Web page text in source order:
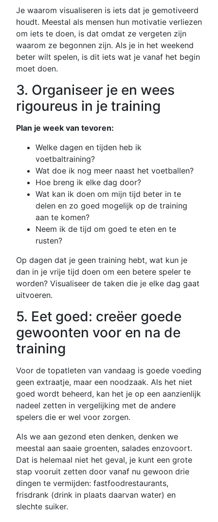
Je waarom visualiseren is iets dat je gemotiveerd
houdt. Meestal als mensen hun motivatie verliezen
om iets te doen, is dat omdat ze vergeten zijn
waarom ze begonnen zijn. Als je in het weekend
beter wilt spelen, is dit iets wat je vanaf het begin
moet doen.
3. Organiseer je en wees
rigoureus in je training
Plan je week van tevoren:
Welke dagen en tijden heb ik
voetbaltraining?
Wat doe ik nog meer naast het voetballen?
Hoe breng ik elke dag door?
Wat kan ik doen om mijn tijd beter in te
delen en zo goed mogelijk op de training
aan te komen?
Neem ik de tijd om goed te eten en te
rusten?
Op dagen dat je geen training hebt, wat kun je
dan in je vrije tijd doen om een betere speler te
worden? Visualiseer de taken die je elke dag gaat
uitvoeren.
5. Eet goed: creëer goede
gewoonten voor en na de
training
Voor de topatleten van vandaag is goede voeding
geen extraatje, maar een noodzaak. Als het niet
goed wordt beheerd, kan het je op een aanzienlijk
nadeel zetten in vergelijking met de andere
spelers die er wel voor zorgen.
Als we aan gezond eten denken, denken we
meestal aan saaie groenten, salades enzovoort.
Dat is helemaal niet het geval, je kunt een grote
stap vooruit zetten door vanaf nu gewoon drie
dingen te vermijden: fastfoodrestaurants,
frisdrank (drink in plaats daarvan water) en
slechte suiker.